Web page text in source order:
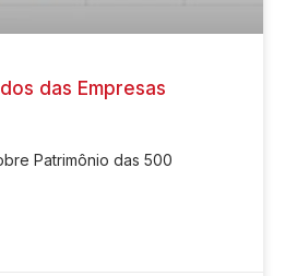
das Empresas
Patrimônio das 500